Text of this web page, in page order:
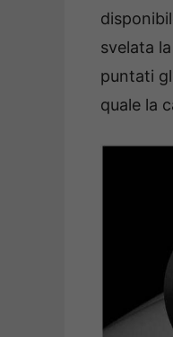
svelata
puntati
quale la